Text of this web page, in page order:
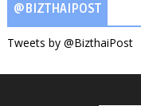
@BIZTHAIPOST
Tweets by @BizthaiPost